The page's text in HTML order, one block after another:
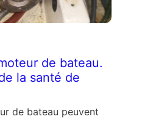
de bateau.
la santé de
de bateau peuvent